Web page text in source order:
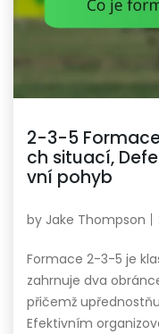
2-3-5
ch situací,
vní pohyb
by Jake Thompson
Formace 2-3-5 je
zahrnuje dva
přičemž
Efektivním